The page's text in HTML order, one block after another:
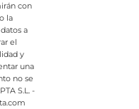
con
la
a
el
y
una
no se
S.L. -